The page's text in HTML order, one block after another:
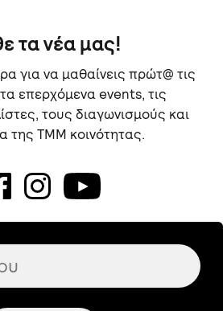
τα νέα μας!
για να μαθαίνεις πρώτ@ τις
επερχόμενα events, τις
τους διαγωνισμούς και
της TMM κοινότητας.